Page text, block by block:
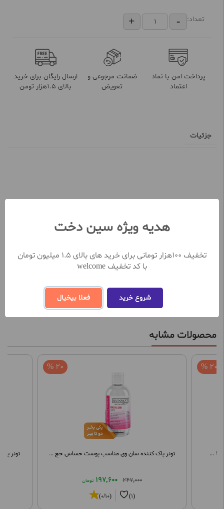
تعداد:
پرداخت امن با نماد
اعتماد
ضمانت مرجوعی و
تعویض
ارسال رایگان برای خرید
بالای 1.5هزار تومن
جزئیات
نظر خود را در خصوص این محصول ثبت کنید
محصولات مشابه
تونر تونر پاک کننده سان وی مناسب پوست حساس حج ...
247,000
197,600 تومان
20 %
(1)
(0/10)
20 %
هدیه ویژه سین دخت
تخفیف 100هزار تومانی برای خرید های بالای 1.5 میلیون تومان
با کد تخفیف welcome
شروع خرید فعلا بیخیال